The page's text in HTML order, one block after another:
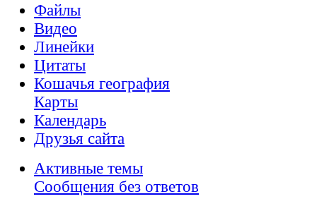
Файлы
Видео
Линейки
Цитаты
Кошачья география
Карты
Календарь
Друзья сайта
Активные темы
Сообщения без ответов